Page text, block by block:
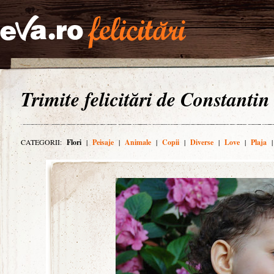
Trimite felicitări de
CATEGORII: Flori | Peisaje | Animale | Copii | Diverse | Love | Plaja |